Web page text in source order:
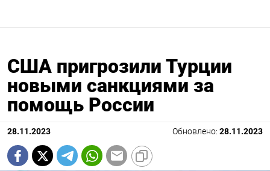
США пригрозили Турции
новыми санкциями за
помощь России
28.11.2023 Обновлено: 28.11.2023